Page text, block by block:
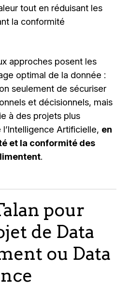
tout en réduisant les
la conformité
approches posent les
optimal de la donnée :
seulement de sécuriser
et décisionnels, mais
à des projets plus
Artificielle, en
et la conformité des
.
pour
de Data
ou Data